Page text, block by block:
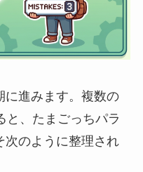
に進みます。複数の
と、たまごっちパラ
次のように整理され